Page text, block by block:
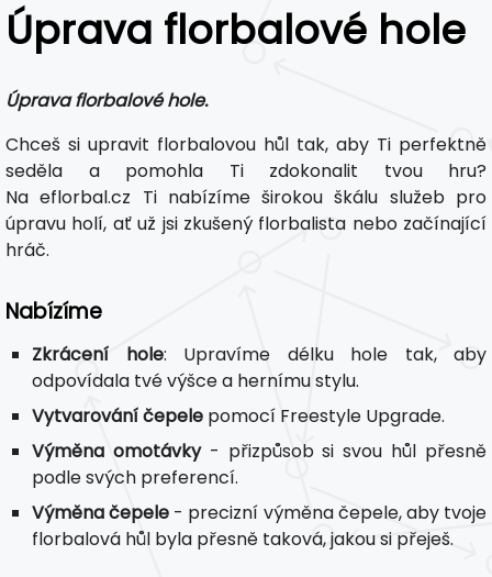
Úprava florbalové hole
Úprava florbalové hole.
Chceš si upravit florbalovou hůl tak, aby Ti perfektně
seděla a pomohla Ti zdokonalit tvou hru?
Na eflorbal.cz Ti nabízíme širokou škálu služeb pro
úpravu holí, ať už jsi zkušený florbalista nebo začínající
hráč.
Nabízíme
Zkrácení hole: Upravíme délku hole tak, aby
odpovídala tvé výšce a hernímu stylu.
Vytvarování čepele pomocí Freestyle Upgrade.
Výměna omotávky- přizpůsob si svou hůl přesně
podle svých preferencí.
Výměna čepele - precizní výměna čepele, aby tvoje
florbalová hůl byla přesně taková, jakou si přeješ.